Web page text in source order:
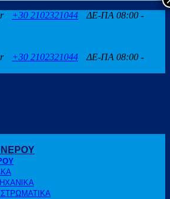
+30 2102321044
ΔΕ-ΠΑ 08:00 -
+30 2102321044
ΔΕ-ΠΑ 08:00 -
ΝΕΡΟΥ